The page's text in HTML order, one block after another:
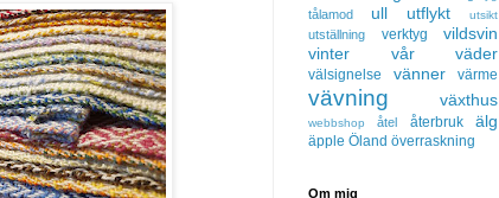
tålamod ull utflykt utsikt
utställning verktyg
vildsvin
vinter
vår väder
välsignelse vänner värme
vävning växthus
webbshop åtel återbruk älg
äpple Öland överraskning
Om mig